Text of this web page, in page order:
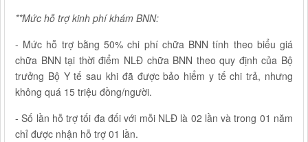
**Mức hỗ trợ kinh phí khám BNN:
- Mức hỗ trợ bằng 50% chi phí chữa BNN tính theo biểu giá
chữa BNN tại thời điểm NLĐ chữa BNN theo quy định của Bộ
trưởng Bộ Y tế sau khi đã được bảo hiểm y tế chi trả, nhưng
không quá 15 triệu đồng/người.
- Số lần hỗ trợ tối đa đối với mỗi NLĐ là 02 lần và trong 01 năm
chỉ được nhận hỗ trợ 01 lần.